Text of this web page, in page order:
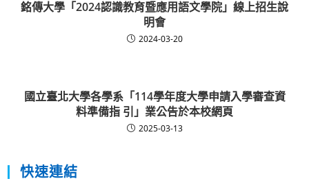
銘傳大學「2024認識教育暨應用語文學院」線上招生說
明會
2024-03-20
國立臺北大學各學系「114學年度大學申請入學審查資
料準備指 引」業公告於本校網頁
2025-03-13
快速連結